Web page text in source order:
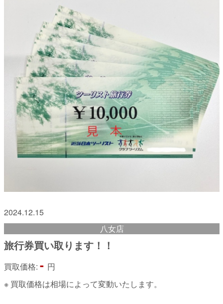
2024.12.15
八女店
旅行券買い取ります！！
買取価格: - 円
※ 買取価格は相場によって変動いたします。